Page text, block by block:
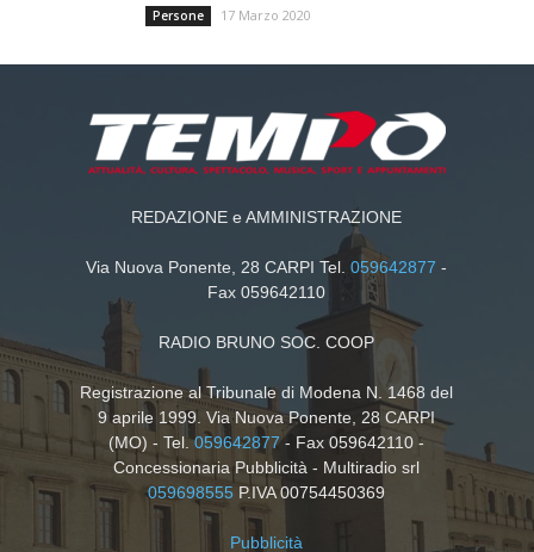
Persone 17 Marzo 2020
REDAZIONE e AMMINISTRAZIONE
Via Nuova Ponente, 28 CARPI Tel.059642877 -
Fax 059642110
RADIO BRUNO SOC. COOP
Registrazione al Tribunale di Modena N. 1468 del
9 aprile 1999. Via Nuova Ponente, 28 CARPI
(MO) - Tel.059642877- Fax 059642110 -
Concessionaria Pubblicità - Multiradio srl
059698555 P.IVA 00754450369
Pubblicità